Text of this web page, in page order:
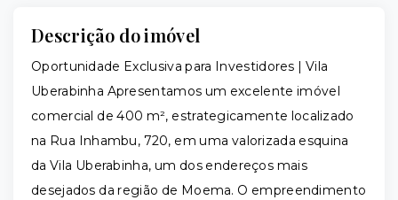
Descrição do imóvel
Oportunidade Exclusiva para Investidores | Vila
Uberabinha Apresentamos um excelente imóvel
comercial de 400 m², estrategicamente localizado
na Rua Inhambu, 720, em uma valorizada esquina
da Vila Uberabinha, um dos endereços mais
desejados da região de Moema. O empreendimento